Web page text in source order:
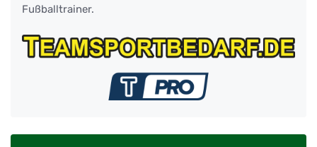
Fußballtrainer.